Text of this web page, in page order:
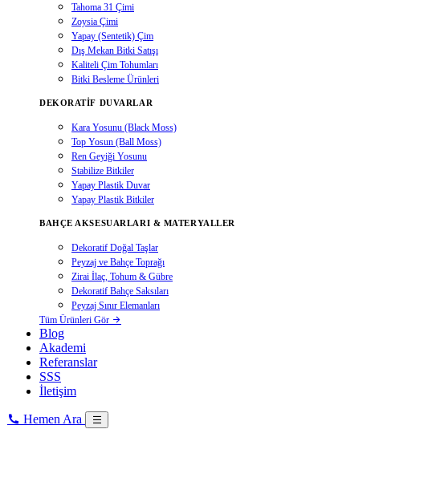
Tahoma 31 Çimi
Zoysia Çimi
Yapay (Sentetik) Çim
Dış Mekan Bitki Satışı
Kaliteli Çim Tohumları
Bitki Besleme Ürünleri
DEKORATIF DUVARLAR
Kara Yosunu (Black Moss)
Top Yosun (Ball Moss)
Ren Geyiği Yosunu
Stabilize Bitkiler
Yapay Plastik Duvar
Yapay Plastik Bitkiler
BAHÇE AKSESUARLARI & MATERYALLER
Dekoratif Doğal Taşlar
Peyzaj ve Bahçe Toprağı
Zirai İlaç, Tohum & Gübre
Dekoratif Bahçe Saksıları
Peyzaj Sınır Elemanları
Tüm Ürünleri Gör
Blog
Akademi
Referanslar
SSS
İletişim
Hemen Ara